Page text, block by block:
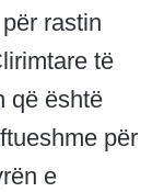
rastin
të
që është
për
e